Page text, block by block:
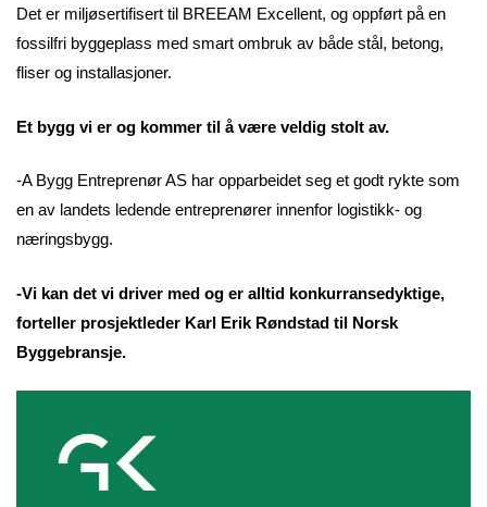
Det er miljøsertifisert til BREEAM Excellent, og oppført på en
fossilfri byggeplass med smart ombruk av både stål, betong,
fliser og installasjoner.
Et bygg vi er og kommer til å være veldig stolt av.
-A Bygg Entreprenør AS har opparbeidet seg et godt rykte som
en av landets ledende entreprenører innenfor logistikk- og
næringsbygg.
-Vi kan det vi driver med og er alltid konkurransedyktige,
forteller prosjektleder Karl Erik Røndstad til Norsk
Byggebransje.